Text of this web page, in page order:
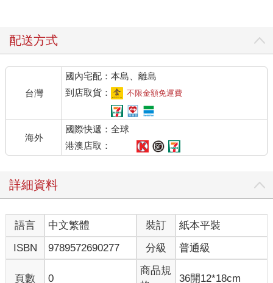
配送方式
台灣
國內宅配：本島、離島
到店取貨：
不限金額免運費
海外
國際快遞：全球
港澳店取：
詳細資料
語言 中文繁體 裝訂
紙本平裝
ISBN
9789572690277 分級 普通級
頁數 0
商品規
36開12*18cm